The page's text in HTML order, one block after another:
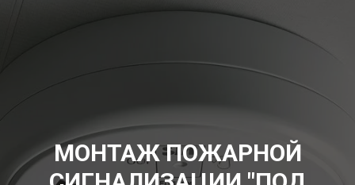
МОНТАЖПОЖАРНОЙ